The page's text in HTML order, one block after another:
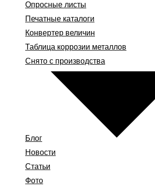
Опросные листы
Печатные каталоги
Конвертер величин
Таблица коррозии металлов
Снято с производства
Блог
Новости
Статьи
Фото